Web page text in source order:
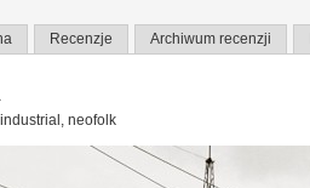
Recenzje Archiwum recenzji
neofolk